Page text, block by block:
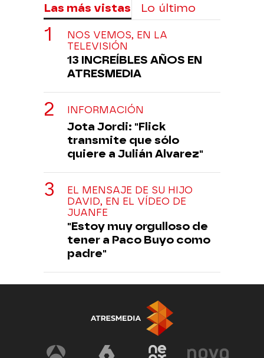
Las más vistas Lo último
NOS VEMOS, EN LA
TELEVISIÓN
13 INCREÍBLES AÑOS EN
ATRESMEDIA
INFORMACIÓN
Jota Jordi: "Flick
transmite que sólo
quiere a Julián Alvarez"
EL MENSAJE DE SU HIJO
DAVID, EN EL VÍDEO DE
JUANFE
"Estoy muy orgulloso de
tener a Paco Buyo como
padre"